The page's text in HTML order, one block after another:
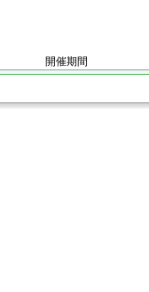
開催期間